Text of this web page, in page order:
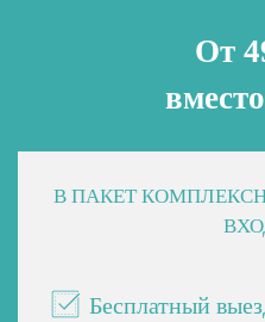
От
В ПАКЕТ
Бесплатный